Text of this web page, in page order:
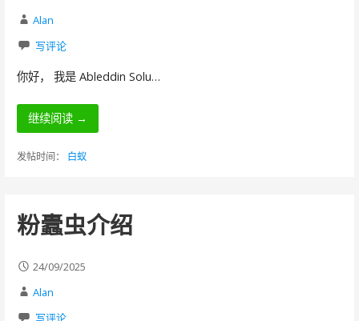
Alan
写评论
你好， 我是 Ableddin Solu…
继续阅读 →
发帖时间： 白蚁
粉蠹虫介绍
24/09/2025
Alan